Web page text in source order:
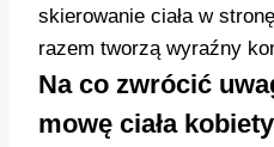
skierowanie ciała w
razem tworzą wyraźny
Na co zwrócić
mowę ciała